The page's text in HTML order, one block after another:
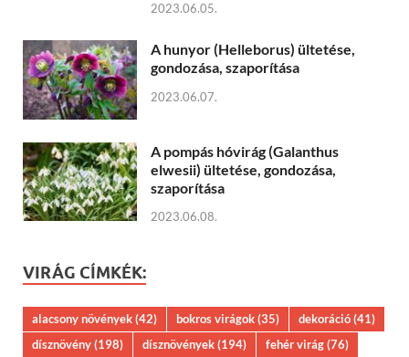
2023.06.05.
A hunyor (Helleborus) ültetése,
gondozása, szaporítása
2023.06.07.
A pompás hóvirág (Galanthus
elwesii) ültetése, gondozása,
szaporítása
2023.06.08.
VIRÁG CÍMKÉK:
alacsony növények(42) bokros virágok(35) dekoráció(41)
dísznövény(198) dísznövények(194) fehér virág(76)